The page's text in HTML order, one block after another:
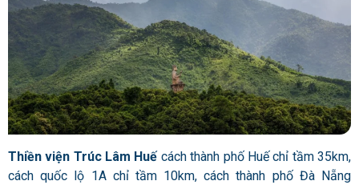
Thiền viện Trúc Lâm Huếcách thành phố Huế chỉ tầm 35km,
cách quốc lộ 1A chỉ tầm 10km, cách thành phố Đà Nẵng